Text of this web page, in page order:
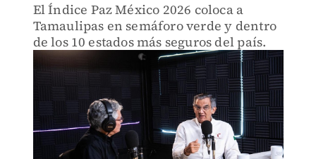
El Índice Paz México 2026 coloca a
Tamaulipas en semáforo verde y dentro
de los 10 estados más seguros del país.